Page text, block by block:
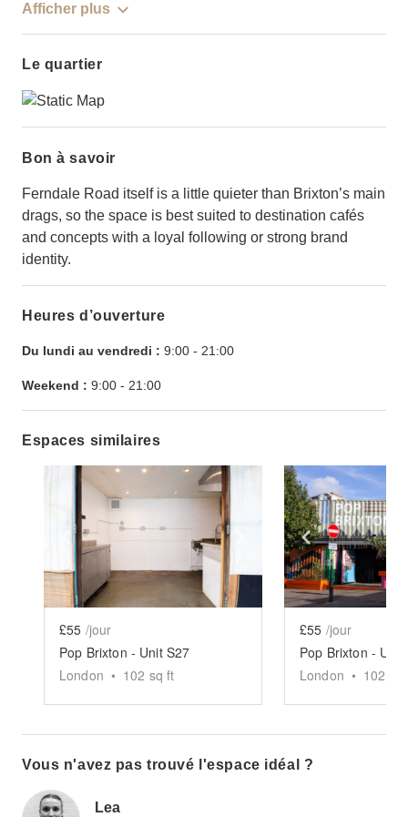
Afficher plus
Le quartier
Bon à savoir
Ferndale Road itself is a little quieter than Brixton’s main
drags, so the space is best suited to destination cafés
and concepts with a loyal following or strong brand
identity.
Heures d’ouverture
Du lundi au vendredi : 9:00 - 21:00
Weekend : 9:00 - 21:00
Espaces similaires
Show previous slide Show next slide
£55 /jour
Pop Brixton - Unit S27
London • 102 sq ft
Show
£55 /jour
Pop Brixton - Unit
London • 102
Vous n'avez pas trouvé l'espace idéal ?
Lea